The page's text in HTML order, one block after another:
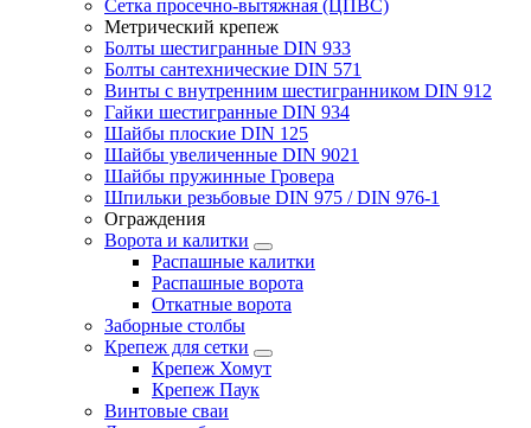
Сетка просечно-вытяжная (ЦПВС)
Метрический крепеж
Болты шестигранные DIN 933
Болты сантехнические DIN 571
Винты с внутренним шестигранником DIN 912
Гайки шестигранные DIN 934
Шайбы плоские DIN 125
Шайбы увеличенные DIN 9021
Шайбы пружинные Гровера
Шпильки резьбовые DIN 975 / DIN 976-1
Ограждения
Ворота и калитки
Распашные калитки
Распашные ворота
Откатные ворота
Заборные столбы
Крепеж для сетки
Крепеж Хомут
Крепеж Паук
Винтовые сваи